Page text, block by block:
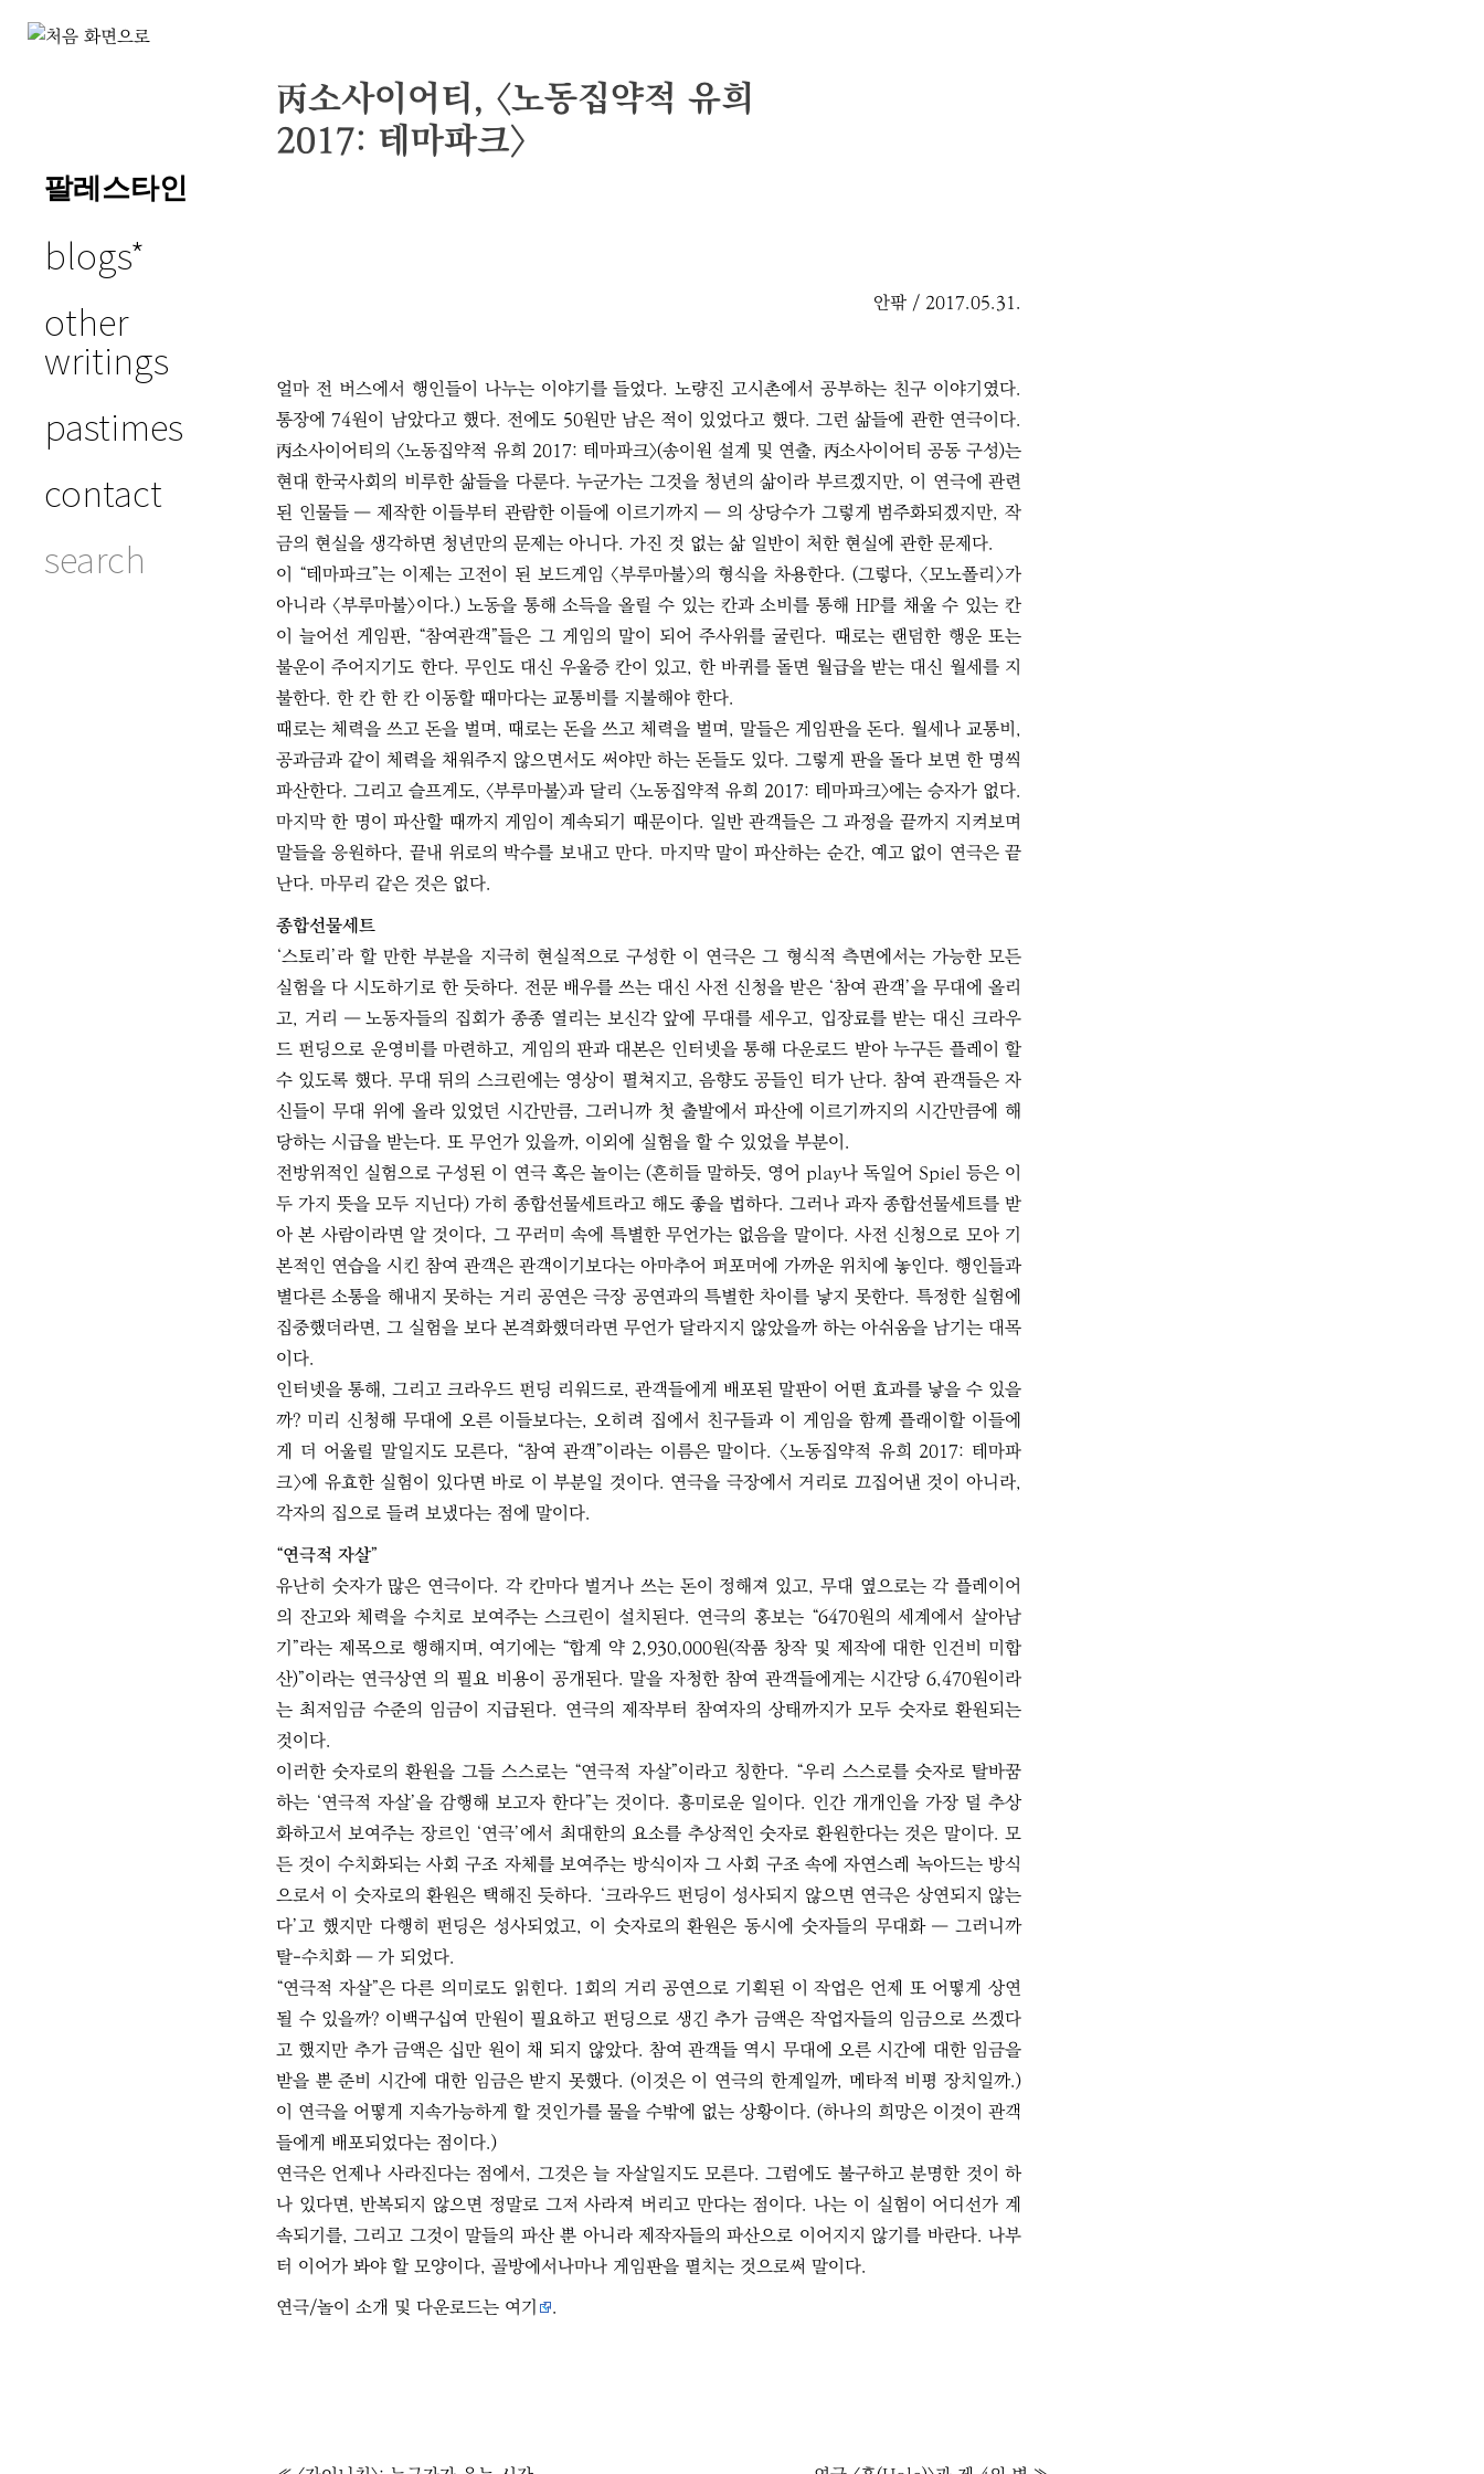
Skip
possible
팔레스타인
blogs
other
writings
pastimes
contact
search
丙소사이어티, 〈노동집약적 유희
2017: 테마파크〉
안팎 / 2017.05.31.
얼마 전 버스에서 행인들이 나누는 이야기를 들었다. 노량진 고시촌에서 공부하는 친구 이야기였다.
통장에 74원이 남았다고 했다. 전에도 50원만 남은 적이 있었다고 했다. 그런 삶들에 관한 연극이다.
丙소사이어티의 〈노동집약적 유희 2017: 테마파크〉(송이원 설계 및 연출, 丙소사이어티 공동 구성)는
현대 한국사회의 비루한 삶들을 다룬다. 누군가는 그것을 청년의 삶이라 부르겠지만, 이 연극에 관련
된 인물들 ― 제작한 이들부터 관람한 이들에 이르기까지 ― 의 상당수가 그렇게 범주화되겠지만, 작
금의 현실을 생각하면 청년만의 문제는 아니다. 가진 것 없는 삶 일반이 처한 현실에 관한 문제다.
이 “테마파크”는 이제는 고전이 된 보드게임 〈부루마불〉의 형식을 차용한다. (그렇다, 〈모노폴리〉가
아니라 〈부루마불〉이다.) 노동을 통해 소득을 올릴 수 있는 칸과 소비를 통해 HP를 채울 수 있는 칸
이 늘어선 게임판, “참여관객”들은 그 게임의 말이 되어 주사위를 굴린다. 때로는 랜덤한 행운 또는
불운이 주어지기도 한다. 무인도 대신 우울증 칸이 있고, 한 바퀴를 돌면 월급을 받는 대신 월세를 지
불한다. 한 칸 한 칸 이동할 때마다는 교통비를 지불해야 한다.
때로는 체력을 쓰고 돈을 벌며, 때로는 돈을 쓰고 체력을 벌며, 말들은 게임판을 돈다. 월세나 교통비,
공과금과 같이 체력을 채워주지 않으면서도 써야만 하는 돈들도 있다. 그렇게 판을 돌다 보면 한 명씩
파산한다. 그리고 슬프게도, 〈부루마불〉과 달리 〈노동집약적 유희 2017: 테마파크〉에는 승자가 없다.
마지막 한 명이 파산할 때까지 게임이 계속되기 때문이다. 일반 관객들은 그 과정을 끝까지 지켜보며
말들을 응원하다, 끝내 위로의 박수를 보내고 만다. 마지막 말이 파산하는 순간, 예고 없이 연극은 끝
난다. 마무리 같은 것은 없다.
종합선물세트
‘스토리’라 할 만한 부분을 지극히 현실적으로 구성한 이 연극은 그 형식적 측면에서는 가능한 모든
실험을 다 시도하기로 한 듯하다. 전문 배우를 쓰는 대신 사전 신청을 받은 ‘참여 관객’을 무대에 올리
고, 거리 ― 노동자들의 집회가 종종 열리는 보신각 앞에 무대를 세우고, 입장료를 받는 대신 크라우
드 펀딩으로 운영비를 마련하고, 게임의 판과 대본은 인터넷을 통해 다운로드 받아 누구든 플레이 할
수 있도록 했다. 무대 뒤의 스크린에는 영상이 펼쳐지고, 음향도 공들인 티가 난다. 참여 관객들은 자
신들이 무대 위에 올라 있었던 시간만큼, 그러니까 첫 출발에서 파산에 이르기까지의 시간만큼에 해
당하는 시급을 받는다. 또 무언가 있을까, 이외에 실험을 할 수 있었을 부분이.
전방위적인 실험으로 구성된 이 연극 혹은 놀이는 (흔히들 말하듯, 영어 play나 독일어 Spiel 등은 이
두 가지 뜻을 모두 지닌다) 가히 종합선물세트라고 해도 좋을 법하다. 그러나 과자 종합선물세트를 받
아 본 사람이라면 알 것이다, 그 꾸러미 속에 특별한 무언가는 없음을 말이다. 사전 신청으로 모아 기
본적인 연습을 시킨 참여 관객은 관객이기보다는 아마추어 퍼포머에 가까운 위치에 놓인다. 행인들과
별다른 소통을 해내지 못하는 거리 공연은 극장 공연과의 특별한 차이를 낳지 못한다. 특정한 실험에
집중했더라면, 그 실험을 보다 본격화했더라면 무언가 달라지지 않았을까 하는 아쉬움을 남기는 대목
이다.
인터넷을 통해, 그리고 크라우드 펀딩 리워드로, 관객들에게 배포된 말판이 어떤 효과를 낳을 수 있을
까? 미리 신청해 무대에 오른 이들보다는, 오히려 집에서 친구들과 이 게임을 함께 플래이할 이들에
게 더 어울릴 말일지도 모른다, “참여 관객”이라는 이름은 말이다. 〈노동집약적 유희 2017: 테마파
크〉에 유효한 실험이 있다면 바로 이 부분일 것이다. 연극을 극장에서 거리로 끄집어낸 것이 아니라,
각자의 집으로 들려 보냈다는 점에 말이다.
“연극적 자살”
유난히 숫자가 많은 연극이다. 각 칸마다 벌거나 쓰는 돈이 정해져 있고, 무대 옆으로는 각 플레이어
의 잔고와 체력을 수치로 보여주는 스크린이 설치된다. 연극의 홍보는 “6470원의 세계에서 살아남
기”라는 제목으로 행해지며, 여기에는 “합계 약 2,930,000원(작품 창작 및 제작에 대한 인건비 미합
산)”이라는 연극상연 의 필요 비용이 공개된다. 말을 자청한 참여 관객들에게는 시간당 6,470원이라
는 최저임금 수준의 임금이 지급된다. 연극의 제작부터 참여자의 상태까지가 모두 숫자로 환원되는
것이다.
이러한 숫자로의 환원을 그들 스스로는 “연극적 자살”이라고 칭한다. “우리 스스로를 숫자로 탈바꿈
하는 ‘연극적 자살’을 감행해 보고자 한다”는 것이다. 흥미로운 일이다. 인간 개개인을 가장 덜 추상
화하고서 보여주는 장르인 ‘연극’에서 최대한의 요소를 추상적인 숫자로 환원한다는 것은 말이다. 모
든 것이 수치화되는 사회 구조 자체를 보여주는 방식이자 그 사회 구조 속에 자연스레 녹아드는 방식
으로서 이 숫자로의 환원은 택해진 듯하다. ‘크라우드 펀딩이 성사되지 않으면 연극은 상연되지 않는
다’고 했지만 다행히 펀딩은 성사되었고, 이 숫자로의 환원은 동시에 숫자들의 무대화 ― 그러니까
탈-수치화 ― 가 되었다.
“연극적 자살”은 다른 의미로도 읽힌다. 1회의 거리 공연으로 기획된 이 작업은 언제 또 어떻게 상연
될 수 있을까? 이백구십여 만원이 필요하고 펀딩으로 생긴 추가 금액은 작업자들의 임금으로 쓰겠다
고 했지만 추가 금액은 십만 원이 채 되지 않았다. 참여 관객들 역시 무대에 오른 시간에 대한 임금을
받을 뿐 준비 시간에 대한 임금은 받지 못했다. (이것은 이 연극의 한계일까, 메타적 비평 장치일까.)
이 연극을 어떻게 지속가능하게 할 것인가를 물을 수밖에 없는 상황이다. (하나의 희망은 이것이 관객
들에게 배포되었다는 점이다.)
연극은 언제나 사라진다는 점에서, 그것은 늘 자살일지도 모른다. 그럼에도 불구하고 분명한 것이 하
나 있다면, 반복되지 않으면 정말로 그저 사라져 버리고 만다는 점이다. 나는 이 실험이 어디선가 계
속되기를, 그리고 그것이 말들의 파산 뿐 아니라 제작자들의 파산으로 이어지지 않기를 바란다. 나부
터 이어가 봐야 할 모양이다, 골방에서나마나 게임판을 펼치는 것으로써 말이다.
연극/놀이 소개 및 다운로드는 여기 .